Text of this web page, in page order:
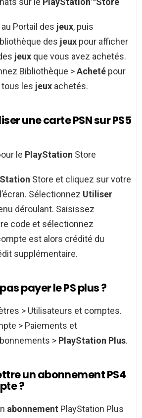
Portail des jeux, puis
des jeux pour afficher
jeux que vous avez achetés.
Bibliothèque >Acheté pour
les jeux achetés.
une carte PSN sur PS5
le PlayStation Store
Store et cliquez sur votre
Sélectionnez Utiliser
déroulant. Saisissez
code et sélectionnez
est alors crédité du
supplémentaire.
payer le PS plus ?
> Utilisateurs et comptes.
> Paiements et
> PlayStation Plus.
un abonnement PS4
?
abonnement PlayStation Plus